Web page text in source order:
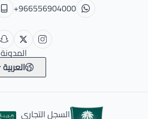
+966556904000
المدونة
العربية
السجل التجاري